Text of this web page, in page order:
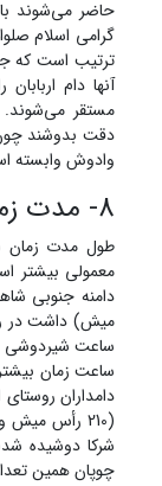
حاضر می‌شوند
گرامی اسلام
ترتیب است که
آنها دام
مستقر می‌شوند.
دقت بدوشند
وادوش وابسته
8- مدت زمان وادوش
طول مدت زمان
معمولی بیشتر
میش) داشت در
ساعت زمان
چوپان همین تعداد دام را